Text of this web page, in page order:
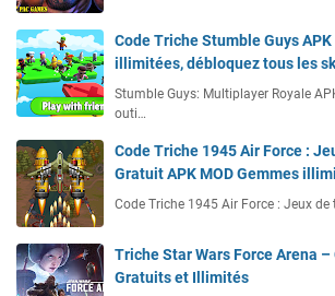
Code Triche Stumble Guys APK
illimitées, débloquez tous les
Stumble Guys: Multiplayer Royale
outi…
Code Triche 1945 Air Force :
Gratuit APK MOD Gemmes
Code Triche 1945 Air Force : Jeux de
Triche Star Wars Force Arena
Gratuits et Illimités